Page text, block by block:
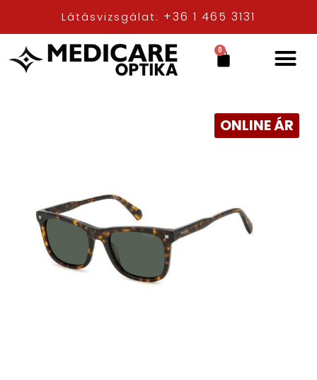
Látásvizsgálat: +36 1 465 3131
0
ONLINE ÁR